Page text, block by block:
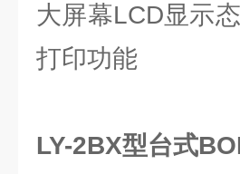
大屏幕LCD显示
打印功能
LY-2BX型台式